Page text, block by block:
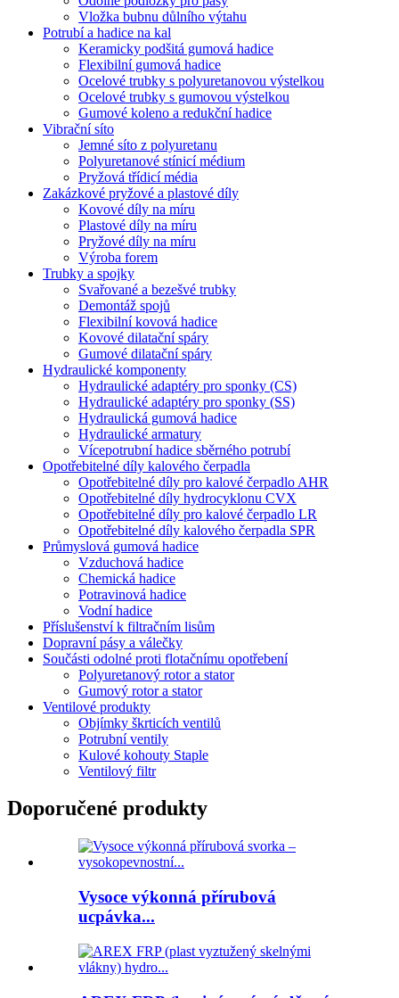
Vložka bubnu důlního výtahu
Potrubí a hadice na kal
Keramicky podšitá gumová hadice
Flexibilní gumová hadice
Ocelové trubky s polyuretanovou výstelkou
Ocelové trubky s gumovou výstelkou
Gumové koleno a redukční hadice
Vibrační síto
Jemné síto z polyuretanu
Polyuretanové stínicí médium
Pryžová třídicí média
Zakázkové pryžové a plastové díly
Kovové díly na míru
Plastové díly na míru
Pryžové díly na míru
Výroba forem
Trubky a spojky
Svařované a bezešvé trubky
Demontáž spojů
Flexibilní kovová hadice
Kovové dilatační spáry
Gumové dilatační spáry
Hydraulické komponenty
Hydraulické adaptéry pro sponky (CS)
Hydraulické adaptéry pro sponky (SS)
Hydraulická gumová hadice
Hydraulické armatury
Vícepotrubní hadice sběrného potrubí
Opotřebitelné díly kalového čerpadla
Opotřebitelné díly pro kalové čerpadlo AHR
Opotřebitelné díly hydrocyklonu CVX
Opotřebitelné díly pro kalové čerpadlo LR
Opotřebitelné díly kalového čerpadla SPR
Průmyslová gumová hadice
Vzduchová hadice
Chemická hadice
Potravinová hadice
Vodní hadice
Příslušenství k filtračním lisům
Dopravní pásy a válečky
Součásti odolné proti flotačnímu opotřebení
Polyuretanový rotor a stator
Gumový rotor a stator
Ventilové produkty
Objímky škrticích ventilů
Potrubní ventily
Kulové kohouty Staple
Ventilový filtr
Doporučené produkty
Vysoce výkonná přírubová
ucpávka...